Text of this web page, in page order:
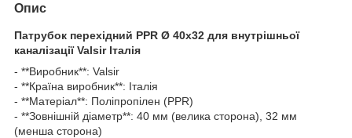
Опис
Патрубок перехідний PPR Ø 40х32 для внутрішньої
каналізації Valsir Італія
- **Виробник**: Valsir
- **Країна виробник**: Італія
- **Матеріал**: Поліпропілен (PPR)
- **Зовнішній діаметр**: 40 мм (велика сторона), 32 мм
(менша сторона)